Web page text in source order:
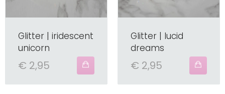
Glitter | iridescent
unicorn
€ 2,95
Glitter | lucid
dreams
€ 2,95